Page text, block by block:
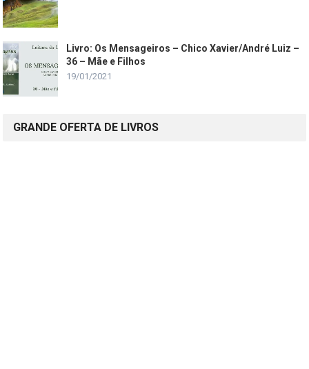
Livro: Os Mensageiros – Chico Xavier/André Luiz –
36 – Mãe e Filhos
19/01/2021
GRANDE OFERTA DE LIVROS